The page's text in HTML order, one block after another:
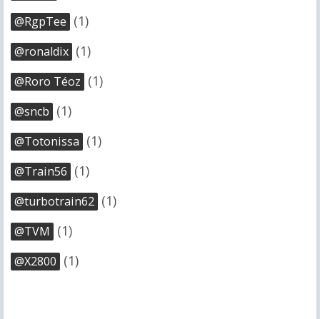
@RgpTee (1)
@ronaldix (1)
@Roro Téoz (1)
@sncb (1)
@Totonissa (1)
@Train56 (1)
@turbotrain62 (1)
@TVM (1)
@X2800 (1)